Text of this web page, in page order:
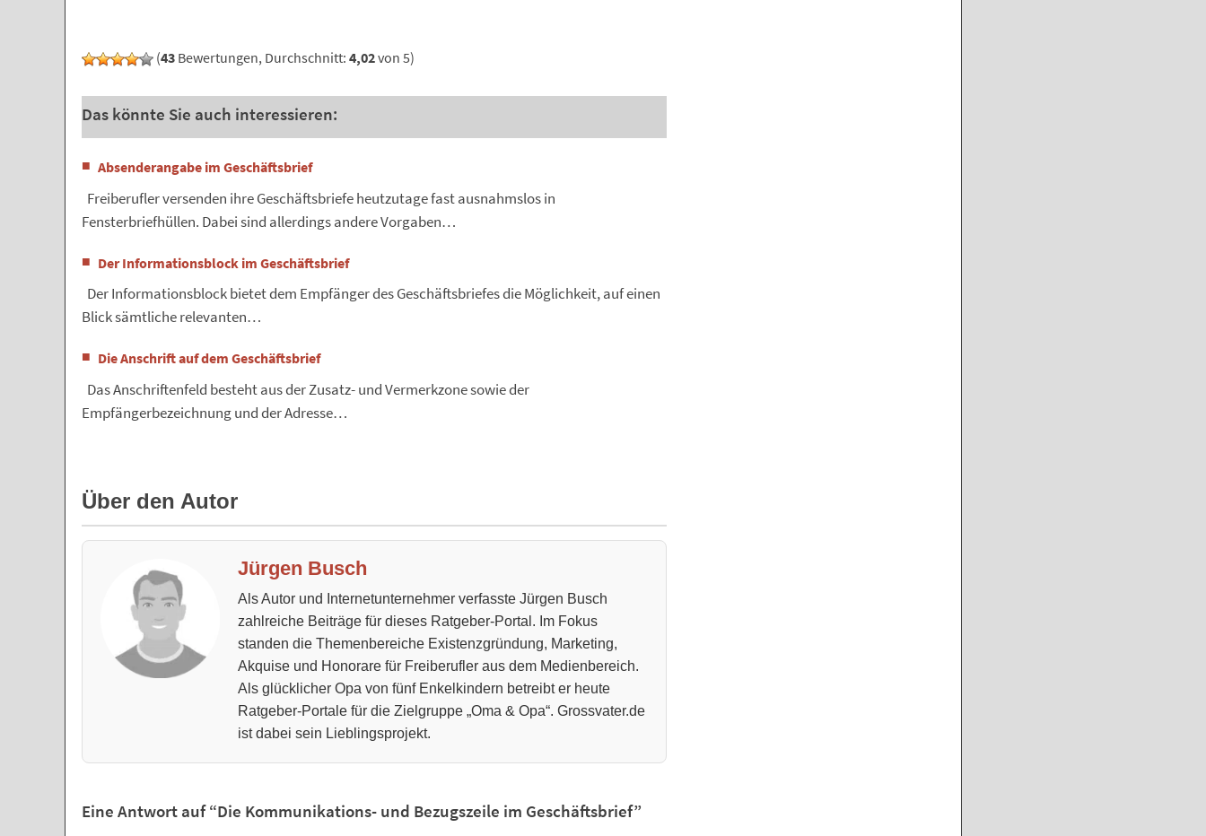
(43 Bewertungen, Durchschnitt: 4,02von 5)
Das könnte Sie auch interessieren:
Absenderangabe im Geschäftsbrief
Freiberufler versenden ihre Geschäftsbriefe heutzutage fast ausnahmslos in
Fensterbriefhüllen. Dabei sind allerdings andere Vorgaben…
Der Informationsblock im Geschäftsbrief
Der Informationsblock bietet dem Empfänger des Geschäftsbriefes die Möglichkeit, auf einen
Blick sämtliche relevanten…
Die Anschrift auf dem Geschäftsbrief
Das Anschriftenfeld besteht aus der Zusatz- und Vermerkzone sowie der
Empfängerbezeichnung und der Adresse…
Über den Autor
Jürgen Busch
Als Autor und Internetunternehmer verfasste Jürgen Busch
zahlreiche Beiträge für dieses Ratgeber-Portal. Im Fokus
standen die Themenbereiche Existenzgründung, Marketing,
Akquise und Honorare für Freiberufler aus dem Medienbereich.
Als glücklicher Opa von fünf Enkelkindern betreibt er heute
Ratgeber-Portale für die Zielgruppe „Oma & Opa“. Grossvater.de
ist dabei sein Lieblingsprojekt.
Eine Antwort auf “Die Kommunikations- und Bezugszeile im Geschäftsbrief”